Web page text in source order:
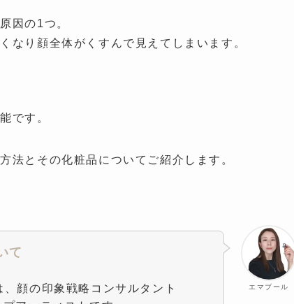
因の1つ。
なり顔全体がくすんで見えてしまいます。
です。
法とその化粧品についてご紹介します。
エマブール
て
顔の印象戦略コンサルタント